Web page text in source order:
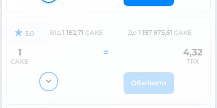
5.0 Від 1 192,71 CAKE До 1 157 975,61 CAKE
1
CAKE
= 4,32
TRX
Обміняти